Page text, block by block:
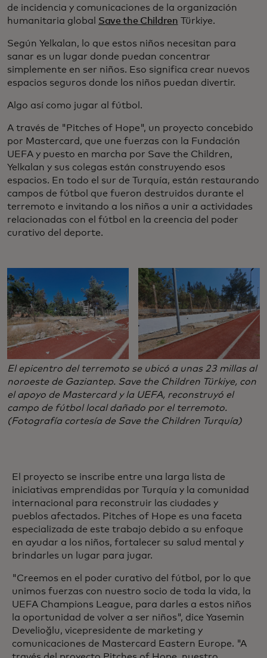
de incidencia y comunicaciones de la organización
humanitaria global Save the Children Türkiye.
Según Yelkalan, lo que estos niños necesitan para
sanar es un lugar donde puedan concentrar
simplemente en ser niños. Eso significa crear nuevos
espacios seguros donde los niños puedan divertir.
Algo así como jugar al fútbol.
A través de "Pitches of Hope", un proyecto concebido
por Mastercard, que une fuerzas con la Fundación
UEFA y puesto en marcha por Save the Children,
Yelkalan y sus colegas están construyendo esos
espacios. En todo el sur de Turquía, están restaurando
campos de fútbol que fueron destruidos durante el
terremoto e invitando a los niños a unir a actividades
relacionadas con el fútbol en la creencia del poder
curativo del deporte.
El epicentro del terremoto se ubicó a unas 23 millas al
noroeste de Gaziantep. Save the Children Türkiye, con
el apoyo de Mastercard y la UEFA, reconstruyó el
campo de fútbol local dañado por el terremoto.
(Fotografía cortesía de Save the Children Turquía)
El proyecto se inscribe entre una larga lista de
iniciativas emprendidas por Turquía y la comunidad
internacional para reconstruir las ciudades y
pueblos afectados. Pitches of Hope es una faceta
especializada de este trabajo debido a su enfoque
en ayudar a los niños, fortalecer su salud mental y
brindarles un lugar para jugar.
"Creemos en el poder curativo del fútbol, por lo que
unimos fuerzas con nuestro socio de toda la vida, la
UEFA Champions League, para darles a estos niños
la oportunidad de volver a ser niños", dice Yasemin
Develioğlu, vicepresidente de marketing y
comunicaciones de Mastercard Eastern Europe. "A